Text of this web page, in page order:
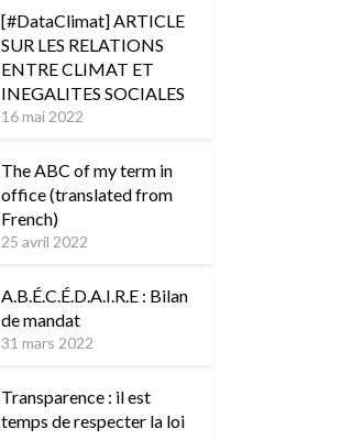
[#DataClimat] ARTICLE
SUR LES RELATIONS
ENTRE CLIMAT ET
INEGALITES SOCIALES
16 mai 2022
The ABC of my term in
office (translated from
French)
25 avril 2022
A.B.É.C.É.D.A.I.R.E : Bilan
de mandat
31 mars 2022
Transparence : il est
temps de respecter la loi